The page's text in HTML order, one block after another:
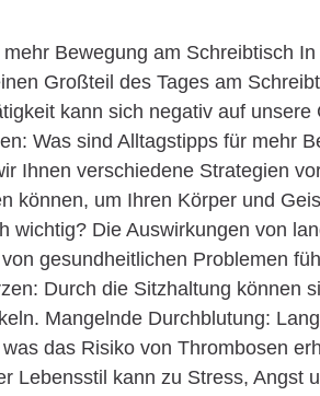
Bewegung am Schreibtisch
Großteil des Tages am
kann sich negativ auf
Was sind Alltagstipps für mehr
Ihnen verschiedene Strategien
können, um Ihren Körper und
wichtig? Die Auswirkungen von
gesundheitlichen Problemen
Durch die Sitzhaltung können
Mangelnde Durchblutung:
das Risiko von Thrombosen
Lebensstil kann zu Stress, Angst